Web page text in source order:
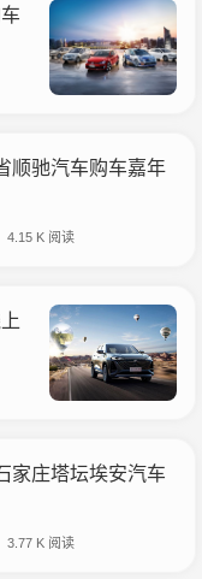
顺驰汽车购车嘉年
4.15 K 阅读
家庄塔坛埃安汽车
3.77 K 阅读